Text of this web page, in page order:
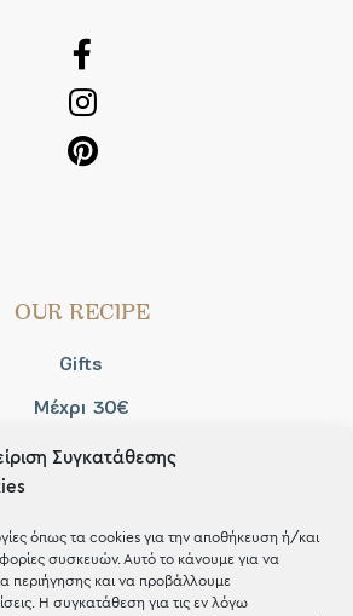
Συγκατάθεσης
όπως τα cookies για την αποθήκευση ή/και
συσκευών. Αυτό το κάνουμε για να
περιήγησης και να προβάλλουμε
Η συγκατάθεση για τις εν λόγω
OUR RECIPE
Gifts
Μέχρι 30€
Blog
Shop the look